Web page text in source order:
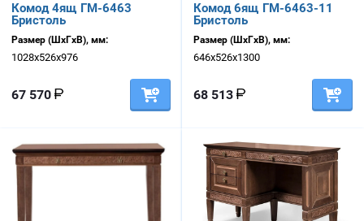
Комод 4ящ ГМ-6463
Бристоль
Размер (ШхГхВ), мм:
1028х526х976
67 570
Комод 6ящ ГМ-6463-11
Бристоль
Размер (ШхГхВ), мм:
646х526х1300
68 513